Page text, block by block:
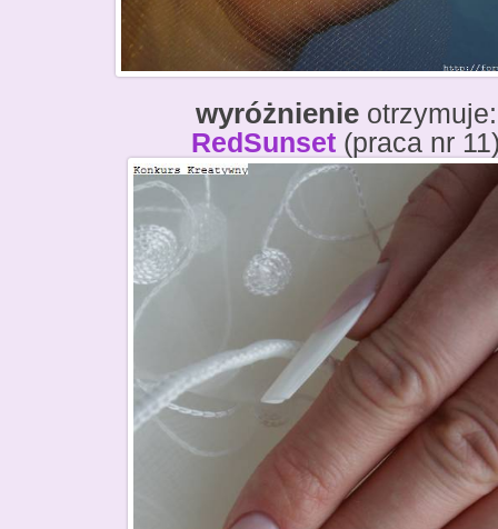
wyróżnienieotrzymuje:
RedSunset (praca nr